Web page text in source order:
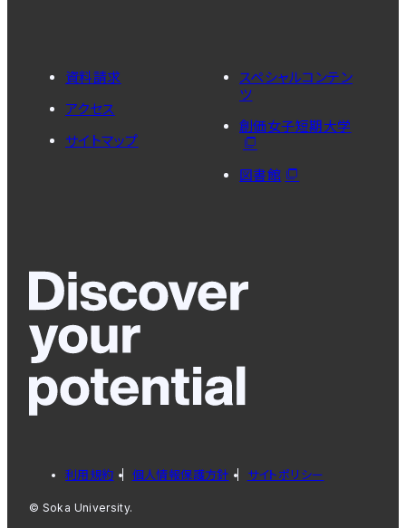
資料請求
アクセス
サイトマップ
スペシャルコンテン
ツ
創価女子短期大学
図書館
利用規約 個人情報保護方針 サイトポリシー
© Soka University.